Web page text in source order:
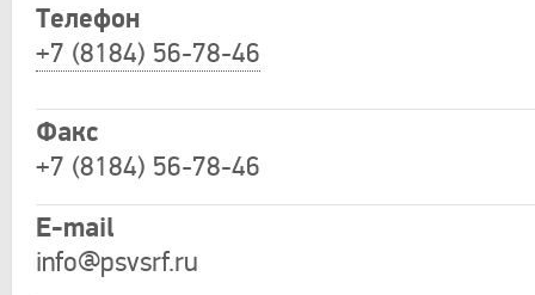
Телефон
+7 (8184) 56-78-46
Факс
+7 (8184) 56-78-46
E-mail
info@psvsrf.ru